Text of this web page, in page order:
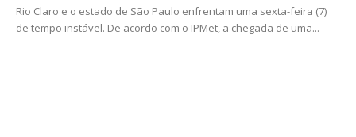
Rio Claro e o estado de São Paulo enfrentam uma sexta-feira (7)
de tempo instável. De acordo com o IPMet, a chegada de uma...